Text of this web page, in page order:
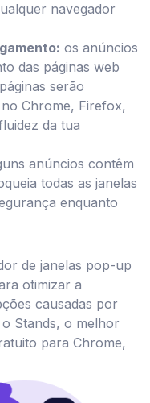
navegador
os anúncios
das páginas web
serão
Chrome, Firefox,
da tua
anúncios contêm
todas as janelas
enquanto
de janelas pop-up
otimizar a
causadas por
Stands, o melhor
para Chrome,